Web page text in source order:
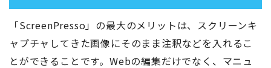
「ScreenPresso」の最大のメリットは、スクリーンキ
ャプチャしてきた画像にそのまま注釈などを入れるこ
とができることです。Webの編集だけでなく、マニュ